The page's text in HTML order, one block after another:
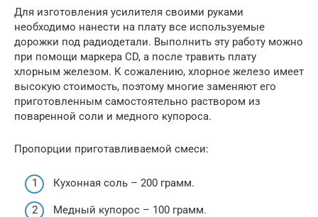
Для изготовления усилителя своими руками
необходимо нанести на плату все используемые
дорожки под радиодетали. Выполнить эту работу можно
при помощи маркера CD, а после травить плату
хлорным железом. К сожалению, хлорное железо имеет
высокую стоимость, поэтому многие заменяют его
приготовленным самостоятельно раствором из
поваренной соли и медного купороса.
Пропорции приготавливаемой смеси:
Кухонная соль – 200 грамм.
Медный купорос – 100 грамм.